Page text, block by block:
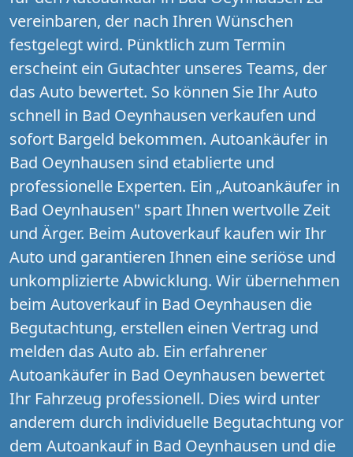
vereinbaren, der nach Ihren Wünschen
festgelegt wird. Pünktlich zum Termin
erscheint ein Gutachter unseres Teams, der
das Auto bewertet. So können Sie Ihr Auto
schnell in Bad Oeynhausen verkaufen und
sofort Bargeld bekommen. Autoankäufer in
Bad Oeynhausen sind etablierte und
professionelle Experten. Ein „Autoankäufer in
Bad Oeynhausen" spart Ihnen wertvolle Zeit
und Ärger. Beim Autoverkauf kaufen wir Ihr
Auto und garantieren Ihnen eine seriöse und
unkomplizierte Abwicklung. Wir übernehmen
beim Autoverkauf in Bad Oeynhausen die
Begutachtung, erstellen einen Vertrag und
melden das Auto ab. Ein erfahrener
Autoankäufer in Bad Oeynhausen bewertet
Ihr Fahrzeug professionell. Dies wird unter
anderem durch individuelle Begutachtung vor
dem Autoankauf in Bad Oeynhausen und die